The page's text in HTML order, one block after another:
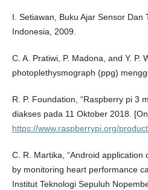
I. Setiawan, Buku Ajar Sensor Dan
Indonesia, 2009.
C. A. Pratiwi, P. Madona, and Y. P.
photoplethysmograph (ppg)
R. P. Foundation, “Raspberry pi 3
diakses pada 11 Oktober 2018.
https://www.raspberrypi.org/
C. R. Martika, “Android
by monitoring heart performance
Institut Teknologi Sepuluh